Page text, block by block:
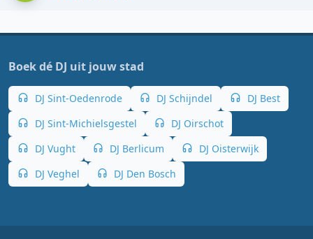
Boek dé DJ uit jouw stad
DJ Sint-Oedenrode DJ Schijndel
DJ Best
DJ Sint-Michielsgestel
DJ Oirschot
DJ Vught
DJ Berlicum
DJ Oisterwijk
DJ Veghel
DJ Den Bosch